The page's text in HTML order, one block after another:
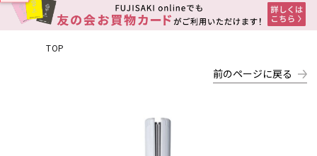
TOP
前のページに戻る